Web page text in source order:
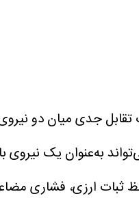
تقابل جدی میان دو
به‌عنوان یک
ثبات ارزی، فشاری